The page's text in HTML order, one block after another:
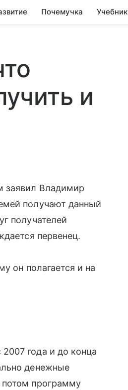
Почемучка Учебник
и
заявил Владимир
получают данный
получателей
первенец.
он полагается и на
года и до конца
денежные
потом программу